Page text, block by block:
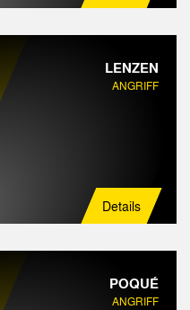
LENZEN
ANGRIFF
Details
POQUÉ
ANGRIFF